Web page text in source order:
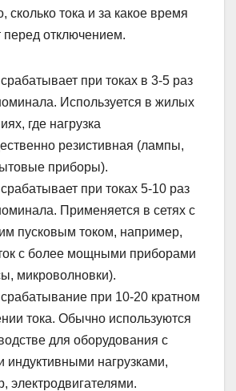
сколько тока и за какое время
перед отключением.
при токах в 3-5 раз
Используется в жилых
где нагрузка
резистивная (лампы,
приборы).
при токах 5-10 раз
Применяется в сетях с
пусковым током, например,
с более мощными приборами
микроволновки).
при 10-20 кратном
тока. Обычно используются
для оборудования с
нагрузками,
электродвигателями.